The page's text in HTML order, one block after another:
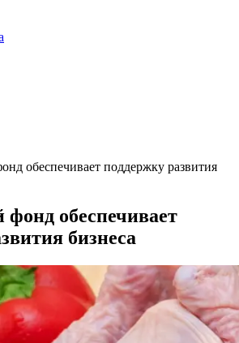
обеспечивает поддержку развития
обеспечивает
бизнеса